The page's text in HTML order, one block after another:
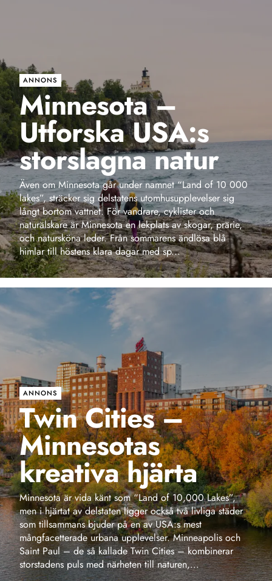
Utforska USA:s
storslagna natur
Även om Minnesota går under namnet “Land of 10 000
lakes”, sträcker sig delstatens utomhusupplevelser sig
långt bortom vattnet. För vandrare, cyklister och
naturälskare är Minnesota en lekplats av skogar, prärie,
och natursköna leder. Från sommarens ändlösa blå
himlar till höstens klara dagar med sp...
Twin Cities –
Minnesotas
kreativa hjärta
Minnesota är vida känt som “Land of 10,000 Lakes”,
men i hjärtat av delstaten ligger också två livliga städer
som tillsammans bjuder på en av USA:s mest
mångfacetterade urbana upplevelser. Minneapolis och
Saint Paul – de så kallade Twin Cities – kombinerar
storstadens puls med närheten till naturen,...